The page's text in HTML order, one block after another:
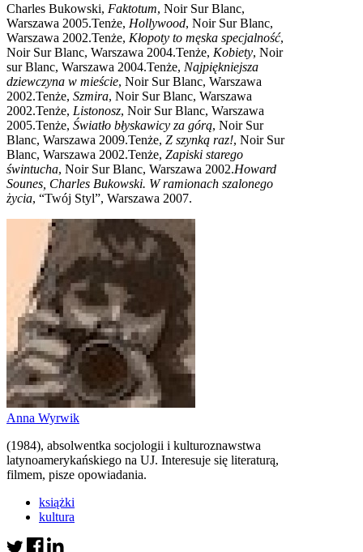
Charles Bukowski, Faktotum, Noir Sur Blanc,
Warszawa 2005.Tenże, Hollywood, Noir Sur Blanc,
Warszawa 2002.Tenże, Kłopoty to męska specjalność,
Noir Sur Blanc, Warszawa 2004.Tenże, Kobiety, Noir
sur Blanc, Warszawa 2004.Tenże, Najpiękniejsza
dziewczyna w mieście, Noir Sur Blanc, Warszawa
2002.Tenże, Szmira, Noir Sur Blanc, Warszawa
2002.Tenże, Listonosz, Noir Sur Blanc, Warszawa
2005.Tenże, Światło błyskawicy za górą, Noir Sur
Blanc, Warszawa 2009.Tenże, Z szynką raz!, Noir Sur
Blanc, Warszawa 2002.Tenże, Zapiski starego
świntucha, Noir Sur Blanc, Warszawa 2002.Howard
Sounes, Charles Bukowski. W ramionach szalonego
życia, “Twój Styl”, Warszawa 2007.
Anna Wyrwik
(1984), absolwentka socjologii i kulturoznawstwa
latynoamerykańskiego na UJ. Interesuje się literaturą,
filmem, pisze opowiadania.
książki
kultura